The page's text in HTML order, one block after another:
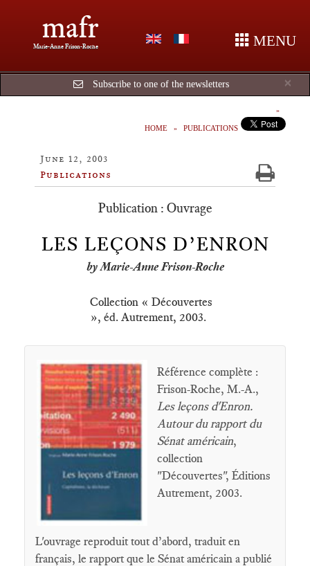
mafr
Marie-Anne Frison-Roche MENU
×
Subscribe to one of the newsletters
HOME PUBLICATIONS
June 12, 2003
Publications
Publication : Ouvrage
LES LEÇONS D’ENRON
by Marie-Anne Frison-Roche
Collection « Découvertes
», éd. Autrement, 2003.
Référence complète :
Frison-Roche, M.-A.,
Les leçons d'Enron.
Autour du rapport du
Sénat américain,
collection
"Découvertes", Éditions
Autrement, 2003.
L'ouvrage reproduit tout d’abord, traduit en
français, le rapport que le Sénat américain a publié